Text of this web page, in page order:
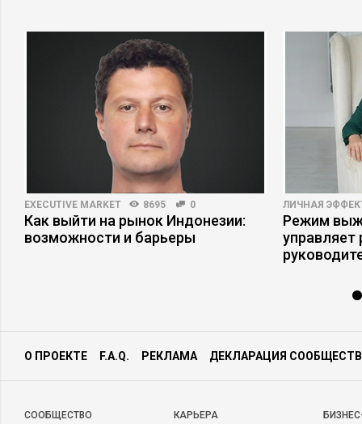
EXECUTIVE MARKET 8695 0
Как выйти на рынок Индонезии:
возможности и барьеры
ЛИЧНАЯ
Режим
О ПРОЕКТЕ F.A.Q. РЕКЛАМА ДЕКЛАРАЦИЯ
CООБЩЕСТВО КАРЬЕРА